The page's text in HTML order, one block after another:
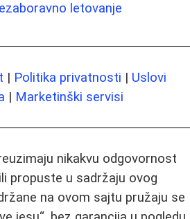
letovanje
| Politika privatnosti | Uslovi
| Marketinški servisi
nikakvu odgovornost
propuste u sadržaju ovog
na ovom sajtu pružaju se